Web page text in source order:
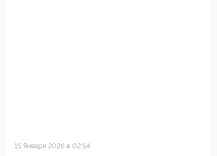
15 Января 2026 в 02:54